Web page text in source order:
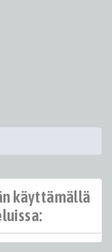
käyttämällä